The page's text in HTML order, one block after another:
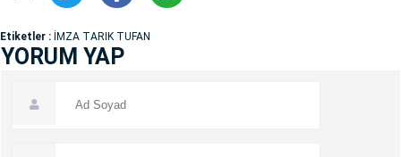
Etiketler : İMZA TARIK TUFAN
YORUM YAP